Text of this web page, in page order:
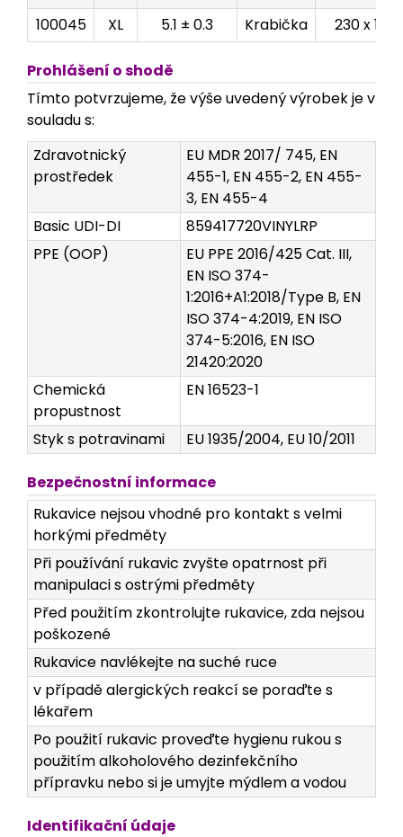
100045
XL 5.1 ± 0.3 Krabička 230 x 125
Prohlášení o shodě
Tímto potvrzujeme, že výše uvedený výrobek je v
souladu s:
Zdravotnický
prostředek
EU MDR 2017/ 745, EN
455-1, EN 455-2, EN 455-
3, EN 455-4
Basic UDI-DI
859417720VINYLRP
PPE (OOP)
EU PPE 2016/425 Cat. III,
EN ISO 374-
1:2016+A1:2018/Type B, EN
ISO 374-4:2019, EN ISO
374-5:2016, EN ISO
21420:2020
Chemická
propustnost
EN 16523-1
Styk s potravinami EU 1935/2004, EU 10/2011
Bezpečnostní informace
Rukavice nejsou vhodné pro kontakt s velmi
horkými předměty
Při používání rukavic zvyšte opatrnost při
manipulaci s ostrými předměty
Před použitím zkontrolujte rukavice, zda nejsou
poškozené
Rukavice navlékejte na suché ruce
v případě alergických reakcí se poraďte s
lékařem
Po použití rukavic proveďte hygienu rukou s
použitím alkoholového dezinfekčního
přípravku nebo si je umyjte mýdlem a vodou
Identifikační údaje